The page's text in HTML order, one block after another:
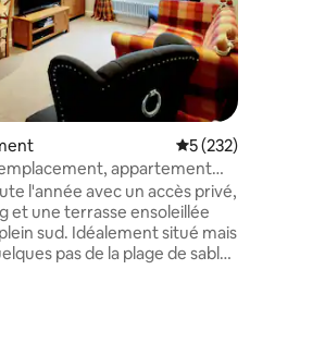
base de 242 commentaires : 4,96 sur 5
Évaluation
5 (232)
appartement
parking, patio ensoleillé
l'année avec un accès privé,
et une terrasse ensoleillée
sud. Idéalement situé mais
pas de la plage de sable,